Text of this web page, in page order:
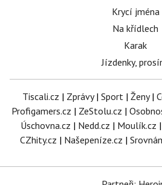
Krycí jména
Na křídlech
Karak
Jízdenky,
Tiscali.cz | Zprávy| Sport | Ženy|
Profigamers.cz | ZeStolu.cz |
Úschovna.cz | Nedd.cz | Moulík.cz |
CZhity.cz | Našepeníze.cz |